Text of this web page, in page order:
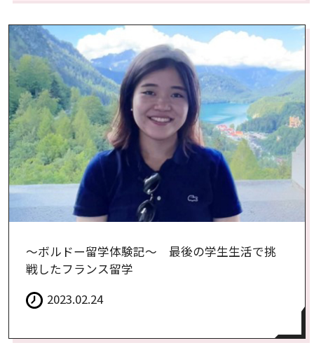
〜ボルドー留学体験記〜 最後の学生生活で挑
戦したフランス留学
2023.02.24